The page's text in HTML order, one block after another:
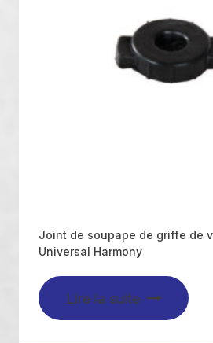
Joint de soupape de griffe de
Universal Harmony
Lire la suite